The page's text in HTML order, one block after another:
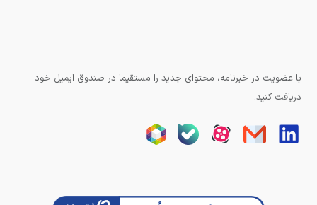
با عضویت در خبرنامه، محتوای جدید را مستقیما در صندوق ایمیل خود
دریافت کنید.